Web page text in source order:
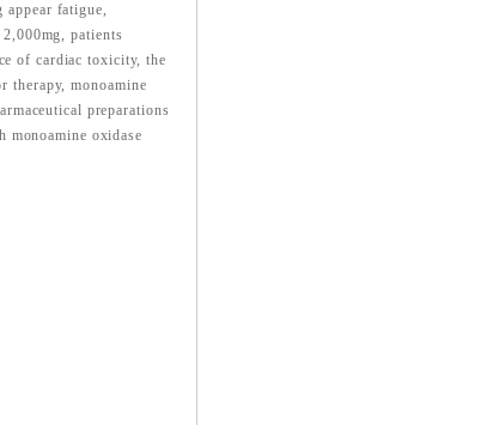
appear fatigue,
patients
of cardiac toxicity, the
therapy, monoamine
preparations
oxidase